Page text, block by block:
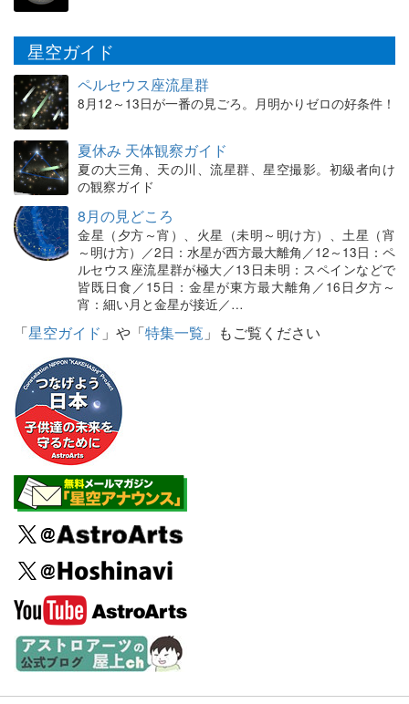
星空ガイド
ペルセウス座流星群
8月12～13日が一番の見ごろ。月明かりゼロの好条件！
夏休み 天体観察ガイド
夏の大三角、天の川、流星群、星空撮影。初級者向け
の観察ガイド
8月の見どころ
金星（夕方～宵）、火星（未明～明け方）、土星（宵
～明け方）／2日：水星が西方最大離角／12～13日：ペ
ルセウス座流星群が極大／13日未明：スペインなどで
皆既日食／15日：金星が東方最大離角／16日夕方～
宵：細い月と金星が接近／…
「星空ガイド 」や「特集一覧 」もご覧ください